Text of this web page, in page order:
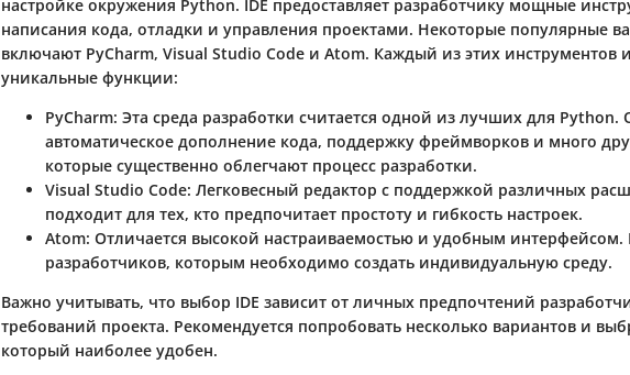
настройке окружения Python. IDE предоставляет разработчику мощные
написания кода, отладки и управления проектами. Некоторые популярные
включают PyCharm, Visual Studio Code и Atom. Каждый из этих инструментов
уникальные функции:
PyCharm: Эта среда разработки считается одной из лучших для Python.
автоматическое дополнение кода, поддержку фреймворков и много
которые существенно облегчают процесс разработки.
Visual Studio Code: Легковесный редактор с поддержкой различных
подходит для тех, кто предпочитает простоту и гибкость настроек.
Atom: Отличается высокой настраиваемостью и удобным интерфейсом.
разработчиков, которым необходимо создать индивидуальную среду.
Важно учитывать, что выбор IDE зависит от личных предпочтений
требований проекта. Рекомендуется попробовать несколько вариантов и
который наиболее удобен.